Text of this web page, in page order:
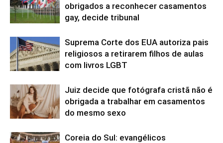
obrigados a reconhecer casamentos
gay, decide tribunal
Suprema Corte dos EUA autoriza pais
religiosos a retirarem filhos de aulas
com livros LGBT
Juiz decide que fotógrafa cristã não é
obrigada a trabalhar em casamentos
do mesmo sexo
Coreia do Sul: evangélicos